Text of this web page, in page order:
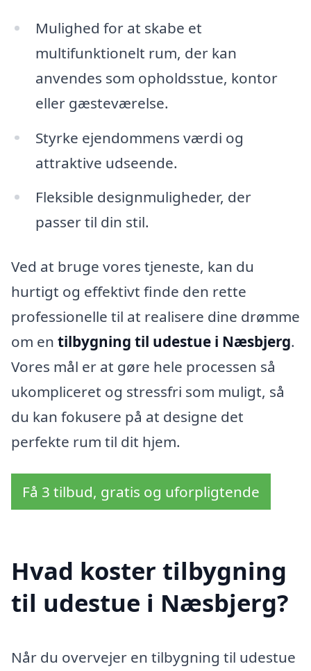
Mulighed for at skabe et
multifunktionelt rum, der kan
anvendes som opholdsstue, kontor
eller gæsteværelse.
Styrke ejendommens værdi og
attraktive udseende.
Fleksible designmuligheder, der
passer til din stil.
Ved at bruge vores tjeneste, kan du
hurtigt og effektivt finde den rette
professionelle til at realisere dine drømme
om en tilbygning til udestue i Næsbjerg.
Vores mål er at gøre hele processen så
ukompliceret og stressfri som muligt, så
du kan fokusere på at designe det
perfekte rum til dit hjem.
Få 3 tilbud, gratis og uforpligtende
Hvad koster tilbygning
til udestue i Næsbjerg?
Når du overvejer en tilbygning til udestue